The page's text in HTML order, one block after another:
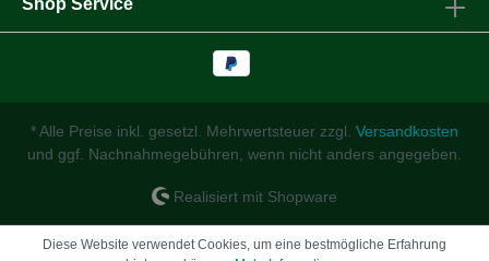
* Alle Preise inkl. gesetzl. Mehrwertsteuer zzgl. Versandkosten
und ggf. Nachnahmegebühren, wenn nicht anders angegeben.
Realisiert mit Shopware
Diese Website verwendet Cookies, um eine bestmögliche Erfahrung